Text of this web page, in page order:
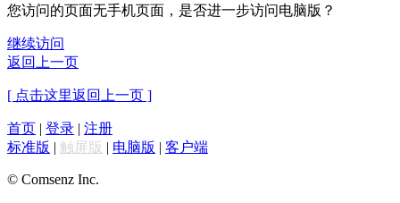
您访问的页面无手机页面，是否进一步访问电脑版？
继续访问
返回上一页
[ 点击这里返回上一页 ]
首页 | 登录 | 注册
标准版 | 触屏版 | 电脑版 | 客户端
© Comsenz Inc.